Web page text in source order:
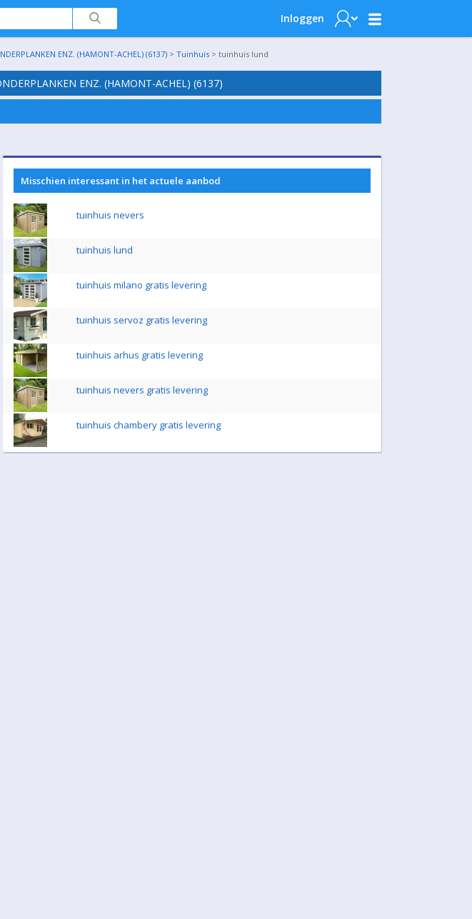
Inloggen
ENZ. (HAMONT-ACHEL) (6137) > Tuinhuis > tuinhuis lund
ENZ. (HAMONT-ACHEL) (6137)
Misschien interessant in het actuele aanbod
tuinhuis nevers
tuinhuis lund
tuinhuis milano gratis levering
tuinhuis servoz gratis levering
tuinhuis arhus gratis levering
tuinhuis nevers gratis levering
tuinhuis chambery gratis levering